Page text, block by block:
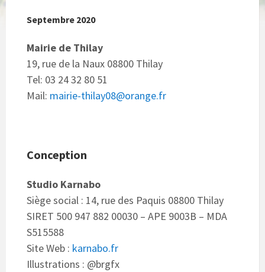
Septembre 2020
Mairie de Thilay
19, rue de la Naux 08800 Thilay
Tel: 03 24 32 80 51
Mail: mairie-thilay08@orange.fr
Conception
Studio Karnabo
Siège social : 14, rue des Paquis 08800 Thilay
SIRET 500 947 882 00030 – APE 9003B – MDA
S515588
Site Web : karnabo.fr
Illustrations : @brgfx